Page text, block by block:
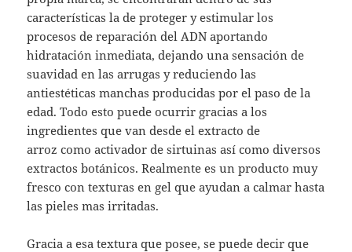
características la de proteger y estimular los
procesos de reparación del ADN aportando
hidratación inmediata, dejando una sensación de
suavidad en las arrugas y reduciendo las
antiestéticas manchas producidas por el paso de la
edad. Todo esto puede ocurrir gracias a los
ingredientes que van desde el extracto de
arroz como activador de sirtuinas así como diversos
extractos botánicos. Realmente es un producto muy
fresco con texturas en gel que ayudan a calmar hasta
las pieles mas irritadas.
Gracia a esa textura que posee, se puede decir que